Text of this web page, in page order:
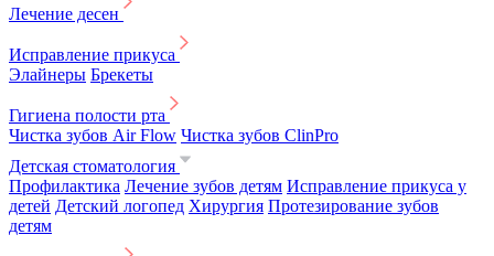
Лечение десен
Исправление прикуса
Элайнеры Брекеты
Гигиена полости рта
Чистка зубов Air Flow Чистка зубов ClinPro
Детская стоматология
Профилактика Лечение зубов детям Исправление прикуса у
детей Детский логопед Хирургия Протезирование зубов
детям